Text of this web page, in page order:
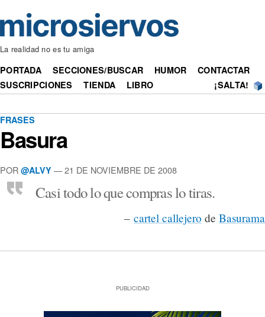
La realidad no es tu amiga
PORTADA SECCIONES/BUSCAR HUMOR
CONTACTAR
SUSCRIPCIONES
TIENDA LIBRO ¡SALTA!
FRASES
Basura
POR @ALVY — 21 DE NOVIEMBRE DE 2008
Casi todo lo que compras lo tiras.
– cartel callejero de Basurama
PUBLICIDAD